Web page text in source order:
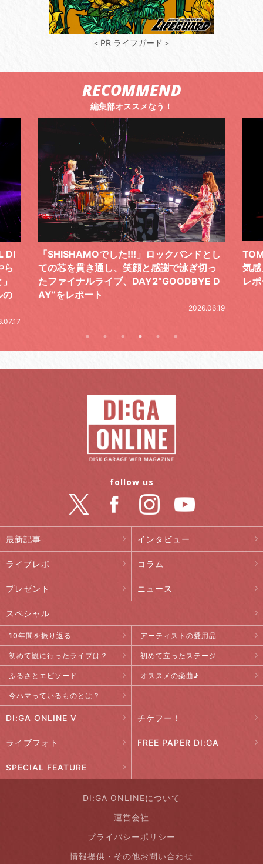
＜PR ライフガード＞
RECOMMEND
編集部オススメなう！
DI
ら
の
「SHISHAMOでした!!!」ロックバンドとし
ての芯を貫き通し、笑顔と感謝で泳ぎ切っ
たファイナルライブ、DAY2“GOODBYE D
AY”をレポート
2026.06.19
気
レ
最新記事 インタビュー
ライブレポ コラム
プレゼント ニュース
スペシャル
10年間を振り返る アーティストの愛用品
初めて観に行ったライブは？ 初めて立ったステージ
ふるさとエピソード オススメの楽曲♪
今ハマっているものとは？
DI:GA ONLINE V チケフー！
ライブフォト FREE PAPER DI:GA
SPECIAL FEATURE
follow us
DI:GA ONLINEについて
運営会社
プライバシーポリシー
情報提供・その他お問い合わせ